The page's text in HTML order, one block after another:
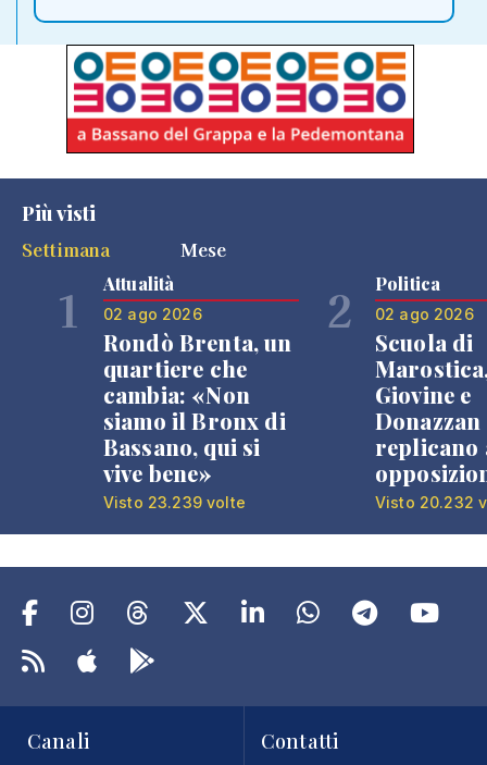
Più visti
Settimana
Mese
1 Attualità
02 ago 2026
Rondò Brenta, un
quartiere che
cambia: «Non
siamo il Bronx di
Bassano, qui si
vive bene»
Visto 23.239 volte
2 Politica
02 ago 2026
Scuola di
Giovine e
Donazzan
replicano
Visto 20.232
Canali Contatti